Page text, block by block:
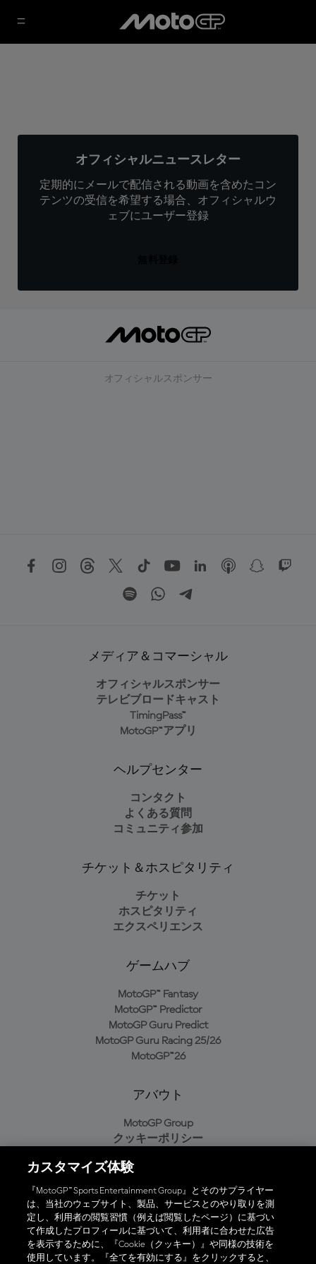
オフィシャルニュースレター
定期的にメールで配信される動画を含めたコン
テンツの受信を希望する場合、オフィシャルウ
ェブにユーザー登録
オフィシャルスポンサー
メディア＆コマーシャル
オフィシャルスポンサー
テレビブロードキャスト
TimingPass™
MotoGP™アプリ
ヘルプセンター
コンタクト
よくある質問
コミュニティ参加
チケット＆ホスピタリティ
チケット
ホスピタリティ
エクスペリエンス
ゲームハブ
MotoGP™ Fantasy
MotoGP™ Predictor
MotoGP Guru Predict
MotoGP Guru Racing 25/26
MotoGP™26
アバウト
MotoGP Group
クッキーポリシー
プライバシーポリシー
購入ポリシー
オフィシャルアプリ
カスタマイズ体験
『MotoGP™ Sports Entertainment Group』とそのサプライヤー
は、当社のウェブサイト、製品、サービスとのやり取りを測
定し、利用者の閲覧習慣（例えば閲覧したページ）に基づい
て作成したプロフィールに基づいて、利用者に合わせた広告
を表示するために、『Cookie（クッキー）』や同様の技術を
使用しています。『全てを有効にする』をクリックすると、